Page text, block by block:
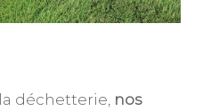
déchetterie, nos